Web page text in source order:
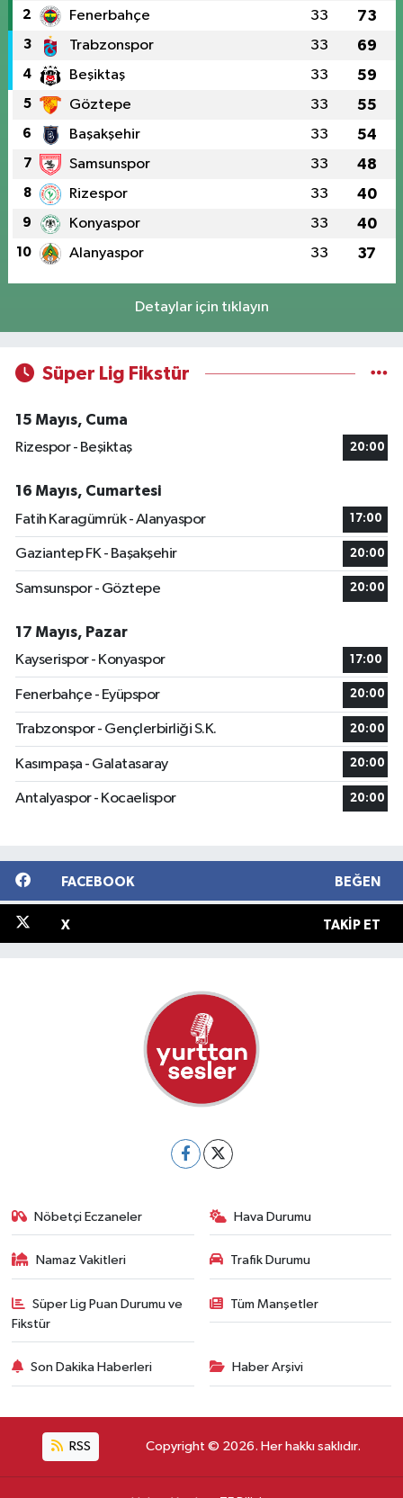
2 Fenerbahçe 33 73
3 Trabzonspor 33 69
4 Beşiktaş 33 59
5 Göztepe 33 55
6 Başakşehir 33 54
7 Samsunspor 33 48
8 Rizespor 33 40
9 Konyaspor 33 40
10 Alanyaspor 33 37
Detaylar için tıklayın
Süper Lig Fikstür
15 Mayıs, Cuma
Rizespor - Beşiktaş
20:00
16 Mayıs, Cumartesi
Fatih Karagümrük - Alanyaspor
17:00
Gaziantep FK - Başakşehir 20:00
Samsunspor - Göztepe 20:00
17 Mayıs, Pazar
Kayserispor - Konyaspor
17:00
Fenerbahçe - Eyüpspor 20:00
Trabzonspor - Gençlerbirliği S.K. 20:00
Kasımpaşa - Galatasaray 20:00
Antalyaspor - Kocaelispor 20:00
FACEBOOK BEĞEN
X TAKIP ET
Nöbetçi Eczaneler Hava Durumu
Namaz Vakitleri Trafik Durumu
Süper Lig Puan Durumu ve
Fikstür
Tüm Manşetler
Son Dakika Haberleri Haber Arşivi
RSS Copyright © 2026. Her hakkı saklıdır.